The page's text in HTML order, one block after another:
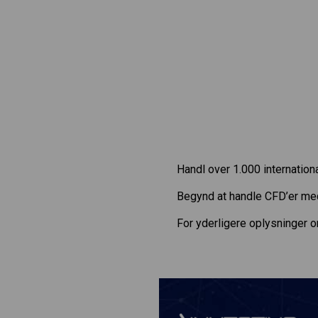
Handl over 1.000
Begynd at handle CFD’er
For yderligere oplysninger